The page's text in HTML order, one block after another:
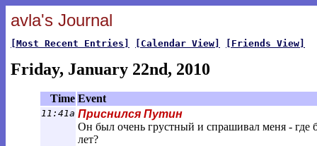
avla's Journal
[Most Recent Entries] [Calendar View] [Friends View]
Friday, January 22nd, 2010
Time Event
11:41a Приснился Путин
Он был очень грустный и спрашивал меня - где
лет?